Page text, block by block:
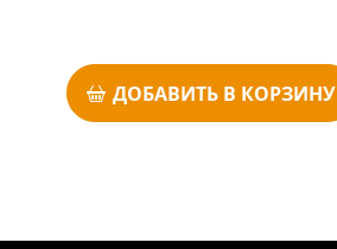
ДОБАВИТЬ В КОРЗИНУ